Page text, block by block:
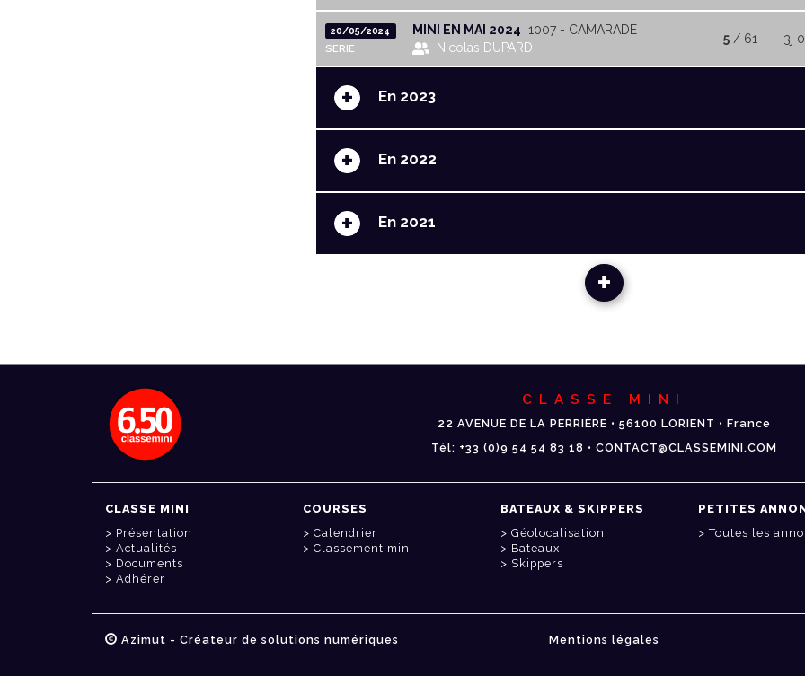
20/05/2024
SERIE
MINI EN MAI 2024 1007 - CAMARADE
Nicolas DUPARD
5 / 61 3j
+ En 2023
+ En 2022
+ En 2021
+
CLASSE MINI
22 AVENUE DE LA PERRIÈRE • 56100 LORIENT • France
Tél: +33 (0)9 54 54 83 18 • CONTACT@CLASSEMINI.COM
CLASSE MINI
Présentation
Actualités
Documents
Adhérer
COURSES
Calendrier
Classement mini
BATEAUX & SKIPPERS
Géolocalisation
Bateaux
Skippers
PETITES
Toutes les
Azimut - Créateur de solutions numériques Mentions légales